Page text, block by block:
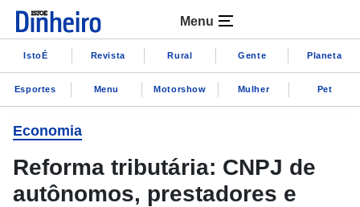
Menu
IstoÉ Revista Rural Gente Planeta
Esportes Menu Motorshow Mulher Pet
Economia
Reforma tributária: CNPJ de
autônomos, prestadores e